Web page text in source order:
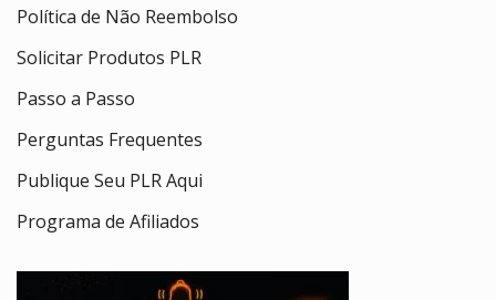
Política de Não Reembolso
Solicitar Produtos PLR
Passo a Passo
Perguntas Frequentes
Publique Seu PLR Aqui
Programa de Afiliados